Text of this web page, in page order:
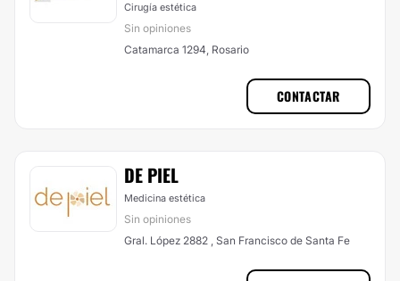
Cirugía estética
Sin opiniones
Catamarca 1294, Rosario
CONTACTAR
DE PIEL
Medicina estética
Sin opiniones
Gral. López 2882 , San Francisco de Santa Fe